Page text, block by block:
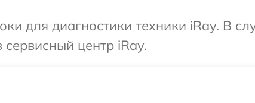
для диагностики техники iRay. В
центр iRay.